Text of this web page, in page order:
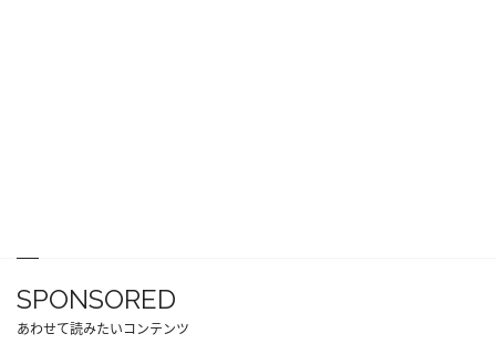
SPONSORED
あわせて読みたいコンテンツ